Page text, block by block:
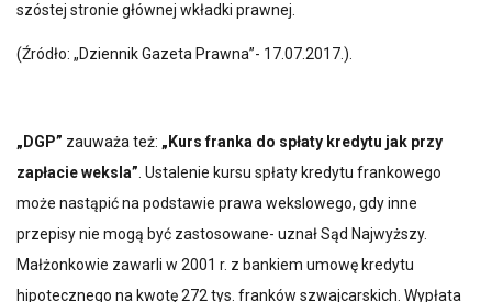
szóstej stronie głównej wkładki prawnej.
(Źródło: „Dziennik Gazeta Prawna”- 17.07.2017.).
„DGP” zauważa też: „Kurs franka do spłaty kredytu jak przy
zapłacie weksla” . Ustalenie kursu spłaty kredytu frankowego
może nastąpić na podstawie prawa wekslowego, gdy inne
przepisy nie mogą być zastosowane- uznał Sąd Najwyższy.
Małżonkowie zawarli w 2001 r. z bankiem umowę kredytu
hipotecznego na kwotę 272 tys. franków szwajcarskich. Wypłata